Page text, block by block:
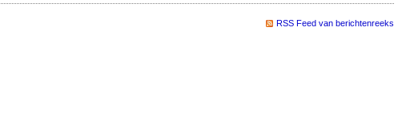
RSS Feed van berichtenreeks